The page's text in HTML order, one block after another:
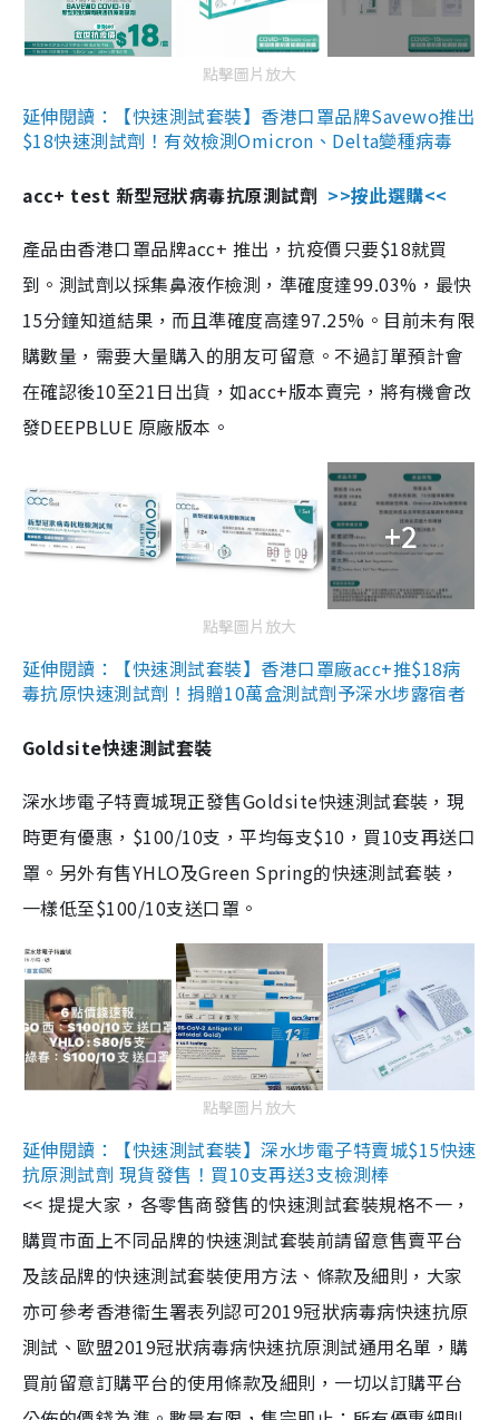
點擊圖片放大
延伸閱讀：【快速測試套裝】香港口罩品牌Savewo推出
$18快速測試劑！有效檢測Omicron、Delta變種病毒
acc+ test 新型冠狀病毒抗原測試劑 >>按此選購<<
產品由香港口罩品牌acc+ 推出，抗疫價只要$18就買
到。測試劑以採集鼻液作檢測，準確度達99.03%，最快
15分鐘知道結果，而且準確度高達97.25%。目前未有限
購數量，需要大量購入的朋友可留意。不過訂單預計會
在確認後10至21日出貨，如acc+版本賣完，將有機會改
發DEEPBLUE 原廠版本。
+2
點擊圖片放大
延伸閱讀：【快速測試套裝】香港口罩廠acc+推$18病
毒抗原快速測試劑！捐贈10萬盒測試劑予深水埗露宿者
Goldsite快速測試套裝
深水埗電子特賣城現正發售Goldsite快速測試套裝，現
時更有優惠，$100/10支，平均每支$10，買10支再送口
罩。另外有售YHLO及Green Spring的快速測試套裝，
一樣低至$100/10支送口罩。
點擊圖片放大
延伸閱讀：【快速測試套裝】深水埗電子特賣城$15快速
抗原測試劑 現貨發售！買10支再送3支檢測棒
<< 提提大家，各零售商發售的快速測試套裝規格不一，
購買市面上不同品牌的快速測試套裝前請留意售賣平台
及該品牌的快速測試套裝使用方法、條款及細則，大家
亦可參考香港衞生署表列認可2019冠狀病毒病快速抗原
測試、歐盟2019冠狀病毒病快速抗原測試通用名單，購
買前留意訂購平台的使用條款及細則，一切以訂購平台